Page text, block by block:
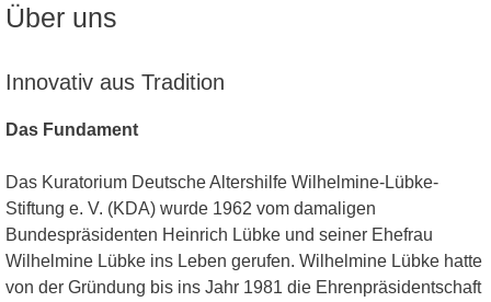
Über uns
Innovativ aus Tradition
Das Fundament
Das Kuratorium Deutsche Altershilfe Wilhelmine-Lübke-
Stiftung e. V. (KDA) wurde 1962 vom damaligen
Bundespräsidenten Heinrich Lübke und seiner Ehefrau
Wilhelmine Lübke ins Leben gerufen. Wilhelmine Lübke hatte
von der Gründung bis ins Jahr 1981 die Ehrenpräsidentschaft